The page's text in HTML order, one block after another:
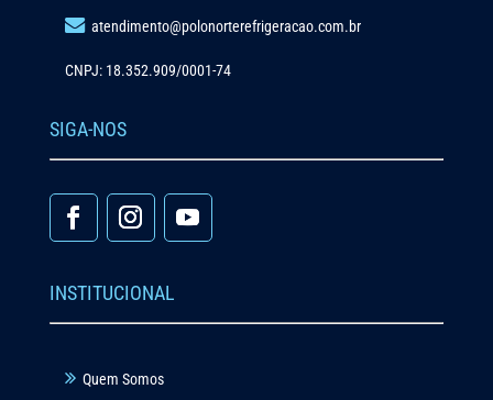
atendimento@polonorterefrigeracao.com.br
CNPJ: 18.352.909/0001-74
SIGA-NOS
INSTITUCIONAL
Quem Somos